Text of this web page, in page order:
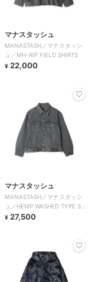
マナスタッシュ
MANASTASH／マナスタッシ
ュ／MH-RIP FIELD SHIRTS
¥ 22,000
マナスタッシュ
MANASTASH／マナスタッシ
ュ／HEMP WASHED TYPE 3
JACKET
¥ 27,500